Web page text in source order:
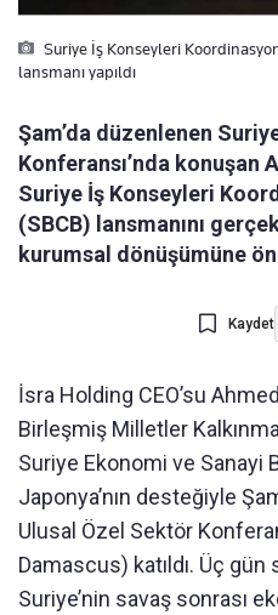
Suriye İş Konseyleri
lansmanı yapıldı
Şam’da düzenlenen
Konferansı’nda konuşan
Suriye İş Konseyleri
(SBCB) lansmanını
kurumsal dönüşümüne
Kaydet
İsra Holding CEO’su
Birleşmiş Milletler
Suriye Ekonomi ve Sanayi
Japonya’nın desteğiyle
Ulusal Özel Sektör
Damascus) katıldı. Üç
Suriye’nin savaş sonrası